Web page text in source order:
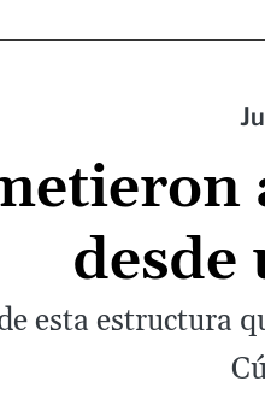
desde
esta estructura